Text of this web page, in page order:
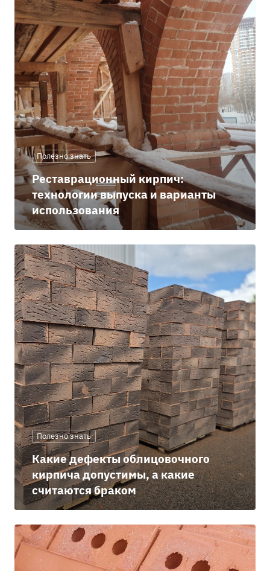
Полезно знать
Реставрационный кирпич:
технологии выпуска и варианты
использования
Полезно знать
Какие дефекты облицовочного
кирпича допустимы, а какие
считаются браком